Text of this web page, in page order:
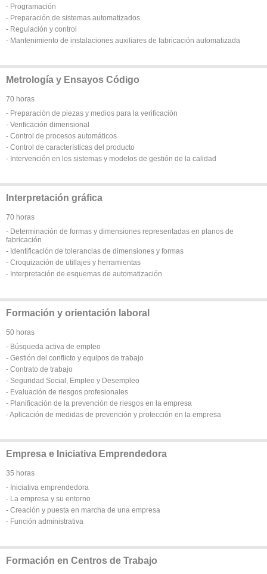
- Programación
- Preparación de sistemas automatizados
- Regulación y control
- Mantenimiento de instalaciones auxiliares de fabricación automatizada
Metrología y Ensayos Código
70 horas
- Preparación de piezas y medios para la verificación
- Verificación dimensional
- Control de procesos automáticos
- Control de características del producto
- Intervención en los sistemas y modelos de gestión de la calidad
Interpretación gráfica
70 horas
- Determinación de formas y dimensiones representadas en planos de
fabricación
- Identificación de tolerancias de dimensiones y formas
- Croquización de utillajes y herramientas
- Interpretación de esquemas de automatización
Formación y orientación laboral
50 horas
- Búsqueda activa de empleo
- Gestión del conflicto y equipos de trabajo
- Contrato de trabajo
- Seguridad Social, Empleo y Desempleo
- Evaluación de riesgos profesionales
- Planificación de la prevención de riesgos en la empresa
- Aplicación de medidas de prevención y protección en la empresa
Empresa e Iniciativa Emprendedora
35 horas
- Iniciativa emprendedora
- La empresa y su entorno
- Creación y puesta en marcha de una empresa
- Función administrativa
Formación en Centros de Trabajo